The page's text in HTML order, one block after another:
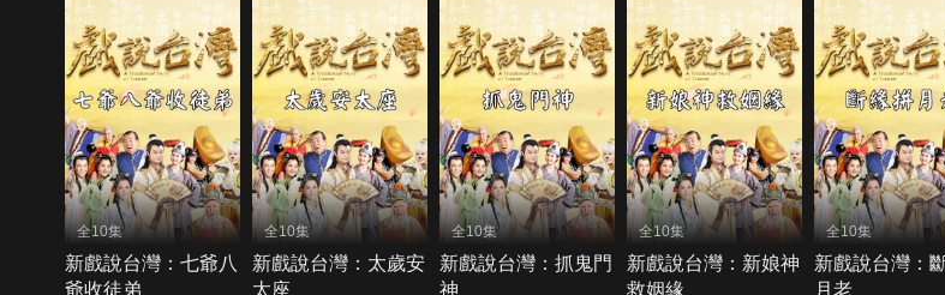
全10集
新戲說台灣：七爺八
爺收徒弟
全10集
新戲說台灣：太歲安
太座
全10集
新戲說台灣：抓鬼門
神
全10集
新戲說台灣：新娘神
救姻緣
全10集
新戲說台灣：
月老